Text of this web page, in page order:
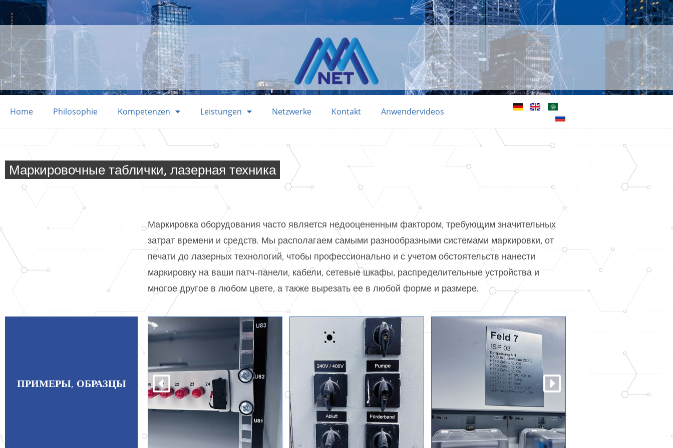
Home Philosophie Kompetenzen Leistungen Netzwerke Kontakt Anwendervideos
Маркировочные таблички, лазерная техника
Маркировка оборудования часто является недооцененным фактором, требующим значительных
затрат времени и средств. Мы располагаем самыми разнообразными системами маркировки, от
печати до лазерных технологий, чтобы профессионально и с учетом обстоятельств нанести
маркировку на ваши патч-панели, кабели, сетевые шкафы, распределительные устройства и
многое другое в любом цвете, а также вырезать ее в любой форме и размере.
ПРИМЕРЫ, ОБРАЗЦЫ